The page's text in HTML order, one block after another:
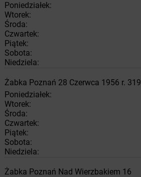
Poniedziałek:
Wtorek:
Środa:
Czwartek:
Piątek:
Sobota:
Niedziela:
Żabka Poznań 28 Czerwca 1956 r. 319
Poniedziałek:
Wtorek:
Środa:
Czwartek:
Piątek:
Sobota:
Niedziela:
Żabka Poznań Nad Wierzbakiem 16